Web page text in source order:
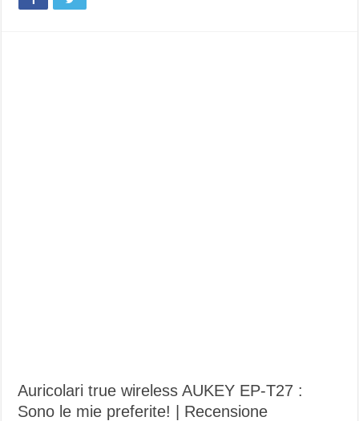
Auricolari true wireless AUKEY EP-T27 :
Sono le mie preferite! | Recensione